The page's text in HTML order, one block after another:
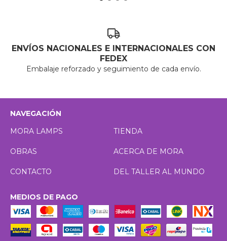
ENVÍOS NACIONALES E INTERNACIONALES CON
FEDEX
Embalaje reforzado y seguimiento de cada envío.
NAVEGACIÓN
MORA LAMPS
TIENDA
OBRAS ACERCA DE MORA
CONTACTO DEL TALLER AL MUNDO
MEDIOS DE PAGO